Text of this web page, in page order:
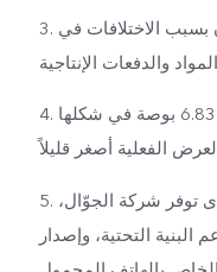
3. قد تختلف الأبعاد والوزن الفعليان بسبب الاختلافات في
4. عند قياسها قطريًا، يبلغ حجم الشاشة 6.83 بوصة في شكلها
5. تخضع وظيفة الشبكة الفعلية لمدى توفر شركة الجوّال،
البنية التحتية، وإصدار